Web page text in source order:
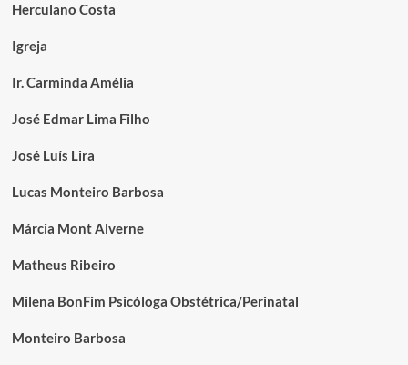
Herculano Costa
Igreja
Ir. Carminda Amélia
José Edmar Lima Filho
José Luís Lira
Lucas Monteiro Barbosa
Márcia Mont Alverne
Matheus Ribeiro
Milena BonFim Psicóloga Obstétrica/Perinatal
Monteiro Barbosa